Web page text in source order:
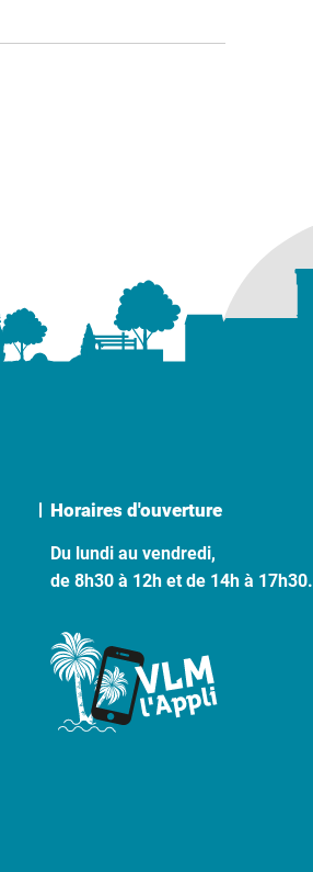
Horaires d'ouverture
Du lundi au vendredi,
de 8h30 à 12h et de 14h à 17h30.